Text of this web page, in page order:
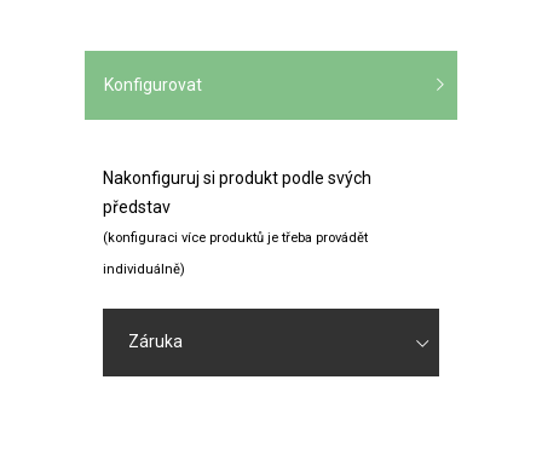
Konfigurovat
Nakonfiguruj si produkt podle svých
představ
(konfiguraci více produktů je třeba provádět
individuálně)
Záruka